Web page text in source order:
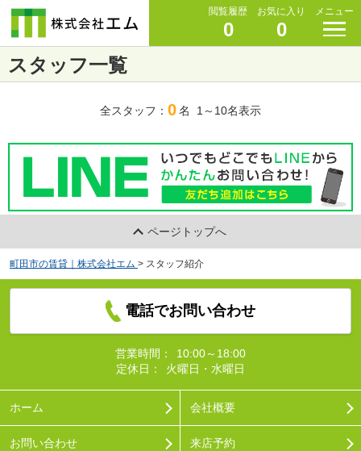
閲覧履歴
0
お気に入り
0
メニュー
スタッフ一覧
全スタッフ： 0名 1～10名表示
ページトップへ
町田市の賃貸｜株式会社エム > スタッフ紹介
電話でお問い合わせ
営業時間：
10:00～18:00
定休日：
火曜日・水曜日
ホーム 会社概要
お問い合わせ 来店予約